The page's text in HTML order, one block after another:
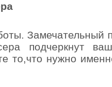
Замечательный
подчеркнут
то,что нужно